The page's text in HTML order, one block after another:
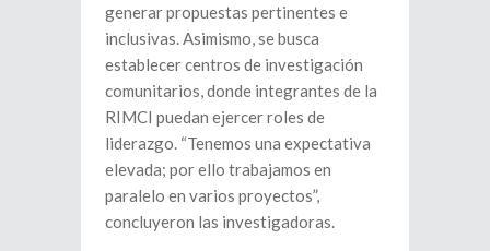
generar propuestas pertinentes e
inclusivas. Asimismo, se busca
establecer centros de investigación
comunitarios, donde integrantes de la
RIMCI puedan ejercer roles de
liderazgo. “Tenemos una expectativa
elevada; por ello trabajamos en
paralelo en varios proyectos”,
concluyeron las investigadoras.